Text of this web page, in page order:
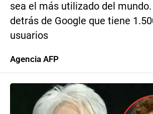
sea el más utilizado del
detrás de Google que tiene
usuarios
Agencia AFP